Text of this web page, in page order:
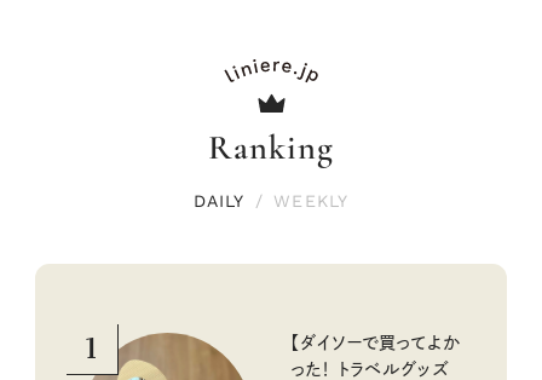
Ranking
DAILY / WEEKLY
1
【ダイソーで買ってよか
った！ トラベルグッズ